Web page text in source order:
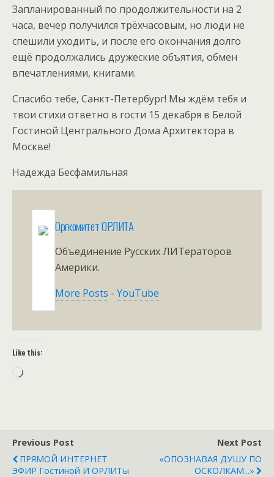
Запланированный по продолжительности на 2
часа, вечер получился трёхчасовым, но люди не
спешили уходить, и после его окончания долго
ещё продолжались дружеские объятия, обмен
впечатлениями, книгами.
Спасибо тебе, Санкт-Петербург! Мы ждём тебя и
твои стихи ответно в гости 15 декабря в Белой
Гостиной Центрального Дома Архитектора в
Москве!
Надежда Бесфамильная
Оргкомитет ОРЛИТА
Объединение Русских ЛИТераторов
Америки.
More Posts - YouTube
Like this:
Loading…
Previous Post
ПРЯМОЙ ИНТЕРНЕТ
ЭФИР Гостиной И ОРЛИТы
Next Post
«ОПОЗНАВАЯ ДУШУ ПО
ОСКОЛКАМ...»